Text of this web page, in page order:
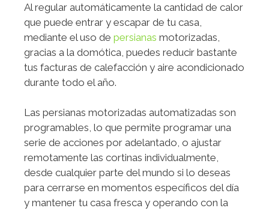
Al regular automáticamente la cantidad de calor
que puede entrar y escapar de tu casa,
mediante el uso de persianas motorizadas,
gracias a la domótica, puedes reducir bastante
tus facturas de calefacción y aire acondicionado
durante todo el año.
Las persianas motorizadas automatizadas son
programables, lo que permite programar una
serie de acciones por adelantado, o ajustar
remotamente las cortinas individualmente,
desde cualquier parte del mundo si lo deseas
para cerrarse en momentos específicos del día
y mantener tu casa fresca y operando con la